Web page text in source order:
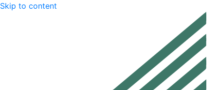
Skip to content